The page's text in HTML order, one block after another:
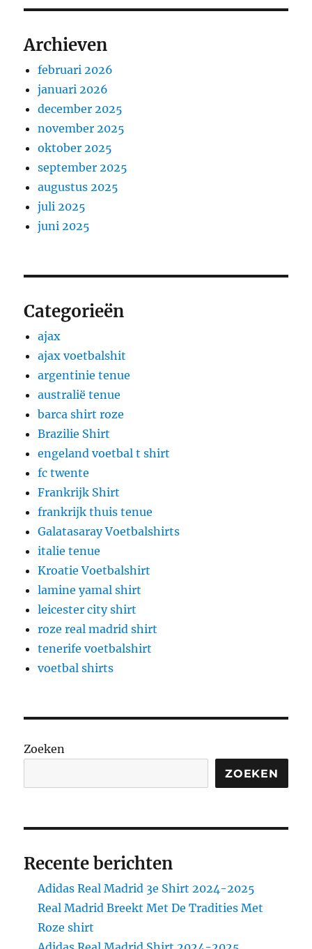
Archieven
februari 2026
januari 2026
december 2025
november 2025
oktober 2025
september 2025
augustus 2025
juli 2025
juni 2025
Categorieën
ajax
ajax voetbalshit
argentinie tenue
australië tenue
barca shirt roze
Brazilie Shirt
engeland voetbal t shirt
fc twente
Frankrijk Shirt
frankrijk thuis tenue
Galatasaray Voetbalshirts
italie tenue
Kroatie Voetbalshirt
lamine yamal shirt
leicester city shirt
roze real madrid shirt
tenerife voetbalshirt
voetbal shirts
Zoeken
ZOEKEN
Recente berichten
Adidas Real Madrid 3e Shirt 2024-2025
Real Madrid Breekt Met De Tradities Met
Roze shirt